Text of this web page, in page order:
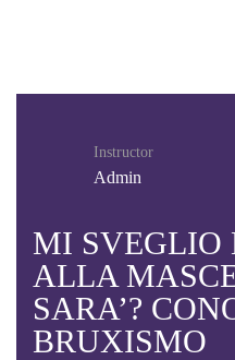
Instructor
Admin
MI SVEGLIO
ALLA
SARA’?
BRUXISMO